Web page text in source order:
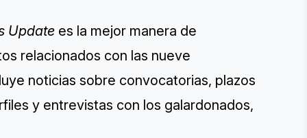
Update es la mejor manera de
relacionados con las nueve
noticias sobre convocatorias, plazos
y entrevistas con los galardonados,